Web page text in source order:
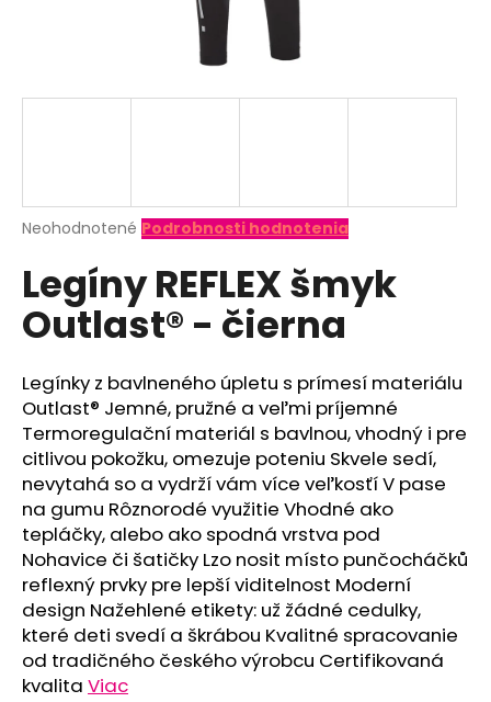
Priemerné
produktu
je
0,0
z
hviezdičiek.
Neohodnotené Podrobnosti hodnotenia
Legíny REFLEX šmyk
Outlast® - čierna
Legínky z bavlneného úpletu s prímesí materiálu
Outlast® Jemné, pružné a veľmi príjemné
Termoregulační materiál s bavlnou, vhodný i pre
citlivou pokožku, omezuje poteniu Skvele sedí,
nevytahá so a vydrží vám více veľkosťí V pase
na gumu Rôznorodé využitie Vhodné ako
tepláčky, alebo ako spodná vrstva pod
Nohavice či šatičky Lzo nosit místo punčocháčků
reflexný prvky pre lepší viditelnost Moderní
design Nažehlené etikety: už žádné cedulky,
které deti svedí a škrábou Kvalitné spracovanie
od tradičného českého výrobcu Certifikovaná
kvalita Viac
d
p
o
r
ú
č
a
m
e
OVERAL
TENKÝ
KRÁTKY
POTLAČ